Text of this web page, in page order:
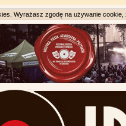
Wyrażasz zgodę na używanie